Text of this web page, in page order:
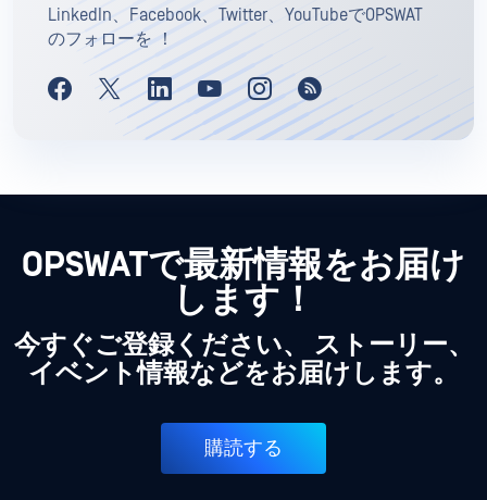
LinkedIn、Facebook、Twitter、YouTubeでOPSWAT
のフォローを ！
OPSWATで最新情報をお届け
します！
今すぐご登録ください、 ストーリー、
イベント情報などをお届けします。
購読する